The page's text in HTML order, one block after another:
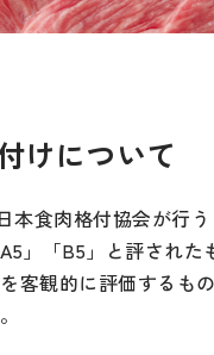
けについて
本食肉格付協会が行
」「B5」と評され
客観的に評価するも